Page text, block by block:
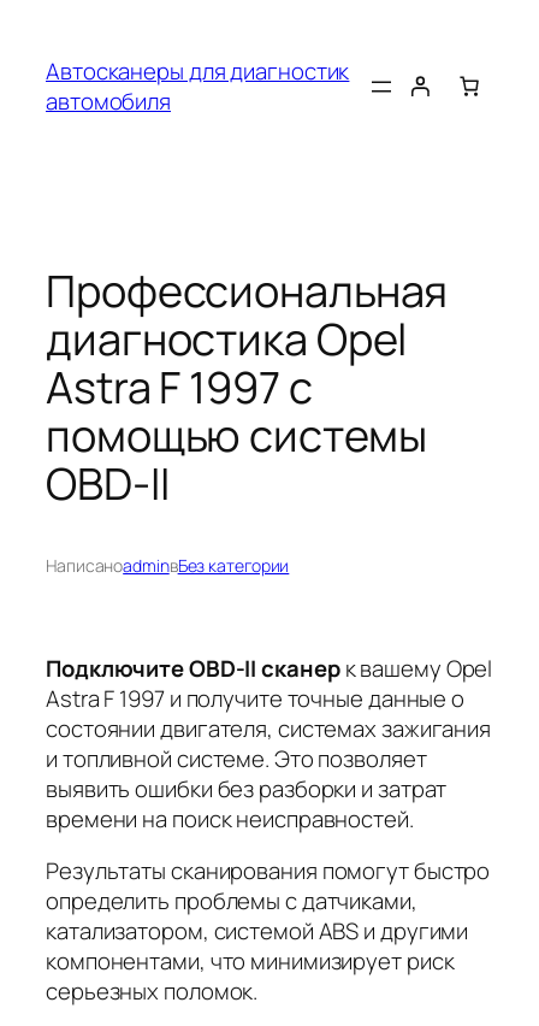
содержимому
Автосканеры для диагностик
автомобиля
Профессиональная
диагностика Opel
Astra F 1997 с
помощью системы
OBD-II
НаписаноadminвБез категории
Подключите OBD-II сканерк вашему Opel
Astra F 1997 и получите точные данные о
состоянии двигателя, системах зажигания
и топливной системе. Это позволяет
выявить ошибки без разборки и затрат
времени на поиск неисправностей.
Результаты сканирования помогут быстро
определить проблемы с датчиками,
катализатором, системой ABS и другими
компонентами, что минимизирует риск
серьезных поломок.